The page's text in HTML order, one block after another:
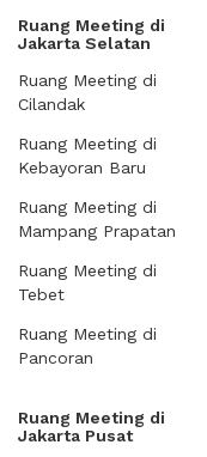
Ruang Meeting di
Jakarta Selatan
Ruang Meeting di
Cilandak
Ruang Meeting di
Kebayoran Baru
Ruang Meeting di
Mampang Prapatan
Ruang Meeting di
Tebet
Ruang Meeting di
Pancoran
Ruang Meeting di
Jakarta Pusat